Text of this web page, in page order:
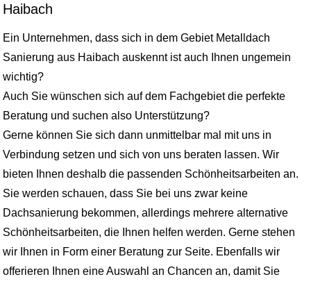
Haibach
Ein Unternehmen, dass sich in dem Gebiet Metalldach
Sanierung aus Haibach auskennt ist auch Ihnen ungemein
wichtig?
Auch Sie wünschen sich auf dem Fachgebiet die perfekte
Beratung und suchen also Unterstützung?
Gerne können Sie sich dann unmittelbar mal mit uns in
Verbindung setzen und sich von uns beraten lassen. Wir
bieten Ihnen deshalb die passenden Schönheitsarbeiten an.
Sie werden schauen, dass Sie bei uns zwar keine
Dachsanierung bekommen, allerdings mehrere alternative
Schönheitsarbeiten, die Ihnen helfen werden. Gerne stehen
wir Ihnen in Form einer Beratung zur Seite. Ebenfalls wir
offerieren Ihnen eine Auswahl an Chancen an, damit Sie